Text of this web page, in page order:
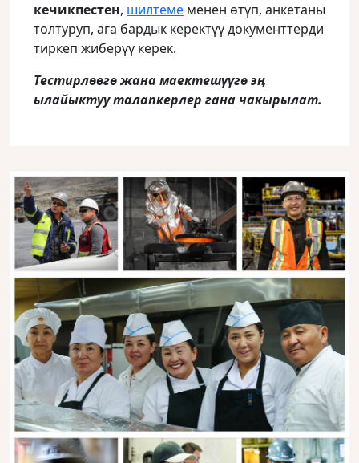
кечикпестен, шилтеме менен өтүп, анкетаны
толтуруп, ага бардык керектүү документтерди
тиркеп жиберүү керек.
Тестирлөөгө жана маектешүүгө эӊ
ылайыктуу талапкерлер гана чакырылат.